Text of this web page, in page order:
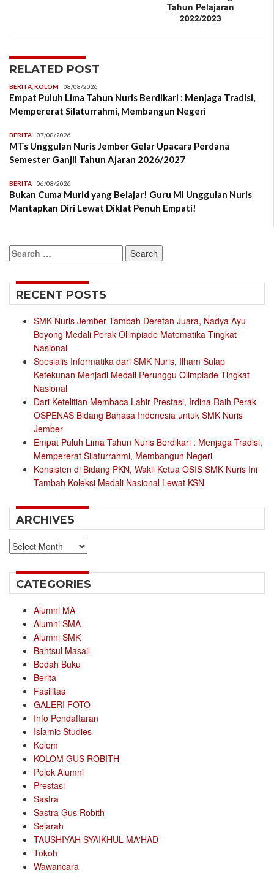
Tahun Pelajaran
2022/2023
RELATED POST
BERITA KOLOM 08/08/2026
Empat Puluh Lima Tahun Nuris Berdikari : Menjaga Tradisi,
Mempererat Silaturrahmi, Membangun Negeri
BERITA 07/08/2026
MTs Unggulan Nuris Jember Gelar Upacara Perdana
Semester Ganjil Tahun Ajaran 2026/2027
BERITA 06/08/2026
Bukan Cuma Murid yang Belajar! Guru MI Unggulan Nuris
Mantapkan Diri Lewat Diklat Penuh Empati!
Search
for:
RECENT POSTS
SMK Nuris Jember Tambah Deretan Juara, Nadya Ayu
Boyong Medali Perak Olimpiade Matematika Tingkat
Nasional
Spesialis Informatika dari SMK Nuris, Ilham Sulap
Ketekunan Menjadi Medali Perunggu Olimpiade Tingkat
Nasional
Dari Ketelitian Membaca Lahir Prestasi, Irdina Raih Perak
OSPENAS Bidang Bahasa Indonesia untuk SMK Nuris
Jember
Empat Puluh Lima Tahun Nuris Berdikari : Menjaga Tradisi,
Mempererat Silaturrahmi, Membangun Negeri
Konsisten di Bidang PKN, Wakil Ketua OSIS SMK Nuris Ini
Tambah Koleksi Medali Nasional Lewat KSN
ARCHIVES
Archives
CATEGORIES
Alumni MA
Alumni SMA
Alumni SMK
Bahtsul Masail
Bedah Buku
Berita
Fasilitas
GALERI FOTO
Info Pendaftaran
Islamic Studies
Kolom
KOLOM GUS ROBITH
Pojok Alumni
Prestasi
Sastra
Sastra Gus Robith
Sejarah
TAUSHIYAH SYAIKHUL MA'HAD
Tokoh
Wawancara